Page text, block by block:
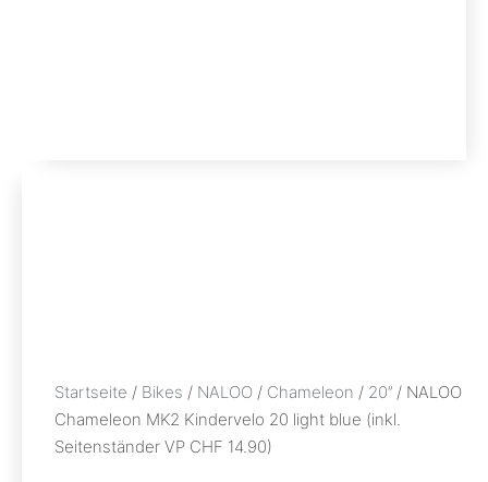
Startseite / Bikes / NALOO / Chameleon / 20’’ / NALOO
Chameleon MK2 Kindervelo 20 light blue (inkl.
Seitenständer VP CHF 14.90)